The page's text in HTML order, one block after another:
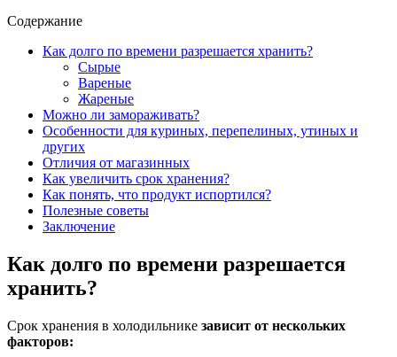
Содержание
Как долго по времени разрешается хранить?
Сырые
Вареные
Жареные
Можно ли замораживать?
Особенности для куриных, перепелиных, утиных и
других
Отличия от магазинных
Как увеличить срок хранения?
Как понять, что продукт испортился?
Полезные советы
Заключение
Как долго по времени разрешается
хранить?
Срок хранения в холодильнике зависит от нескольких
факторов: